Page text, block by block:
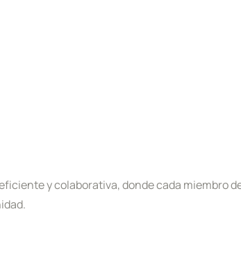
y colaborativa, donde cada miembro